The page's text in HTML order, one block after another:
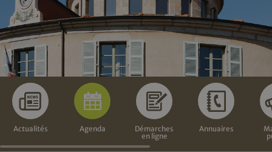
Actualités Agenda
Démarches
en ligne
Annuaires